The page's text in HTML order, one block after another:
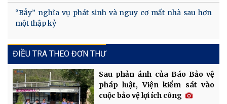
“Bẫy” nghĩa vụ phát sinh và nguy cơ mất nhà sau hơn
một thập kỷ
ĐIỀU TRA THEO ĐƠN THƯ
Sau phản ánh của Báo Bảo vệ
pháp luật, Viện kiểm sát vào
cuộc bảo vệ lợi ích công